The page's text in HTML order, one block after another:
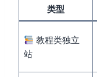
类型
教程类独立
站